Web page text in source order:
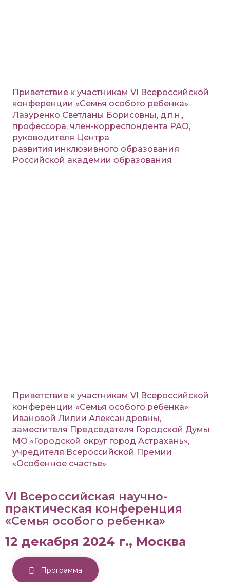
Приветствие к участникам VI Всероссийской
конференции «Семья особого ребенка»
Лазуренко Светланы Борисовны, д.п.н.,
профессора, член-корреспондента РАО,
руководителя Центра
развития инклюзивного образования
Российской академии образования
Приветствие к участникам VI Всероссийской
конференции «Семья особого ребенка»
Ивановой Лилии Александровны,
заместителя Председателя Городской Думы
МО «Городской округ город Астрахань»,
учредителя Всероссийской Премии
«Особенное счастье»
VI Всероссийская научно-
практическая конференция
«Семья особого ребенка»
12 декабря 2024 г., Москва
Программа